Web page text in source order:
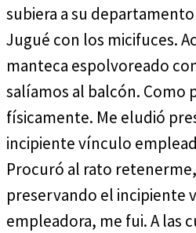
subiera a su departamento
Jugué con los micifuces.
manteca espolvoreado
salíamos al balcón. Como
físicamente. Me eludió
incipiente vínculo
Procuró al rato
preservando el incipiente
empleadora, me fui. A las